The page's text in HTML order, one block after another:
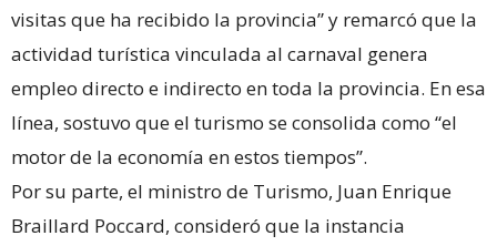
visitas que ha recibido la provincia” y remarcó que la
actividad turística vinculada al carnaval genera
empleo directo e indirecto en toda la provincia. En esa
línea, sostuvo que el turismo se consolida como “el
motor de la economía en estos tiempos”.
Por su parte, el ministro de Turismo, Juan Enrique
Braillard Poccard, consideró que la instancia